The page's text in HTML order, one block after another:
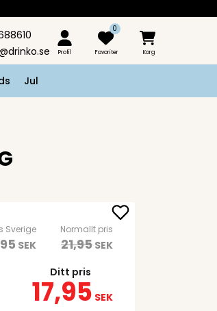
Profil
0
Favoriter Korg
Jul
Sverige
SEK
Normallt pris
21,95 SEK
Ditt pris
17,95 SEK